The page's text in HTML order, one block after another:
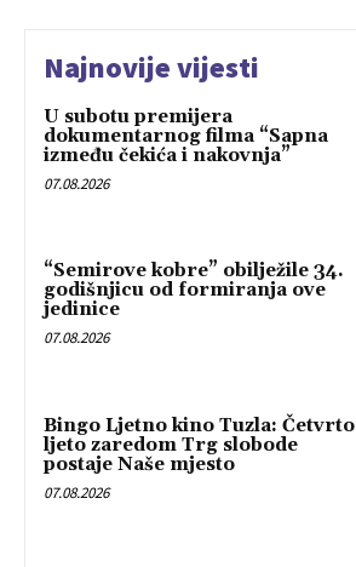
Najnovije vijesti
U subotu premijera
dokumentarnog filma “Sapna
između čekića i nakovnja”
07.08.2026
“Semirove kobre” obilježile 34.
godišnjicu od formiranja ove
jedinice
07.08.2026
Bingo Ljetno kino Tuzla: Četvrto
ljeto zaredom Trg slobode
postaje Naše mjesto
07.08.2026